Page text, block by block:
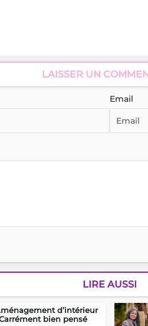
LAISSER UN
Email
LIRE AUSSI
d’intérieur
bien pensé